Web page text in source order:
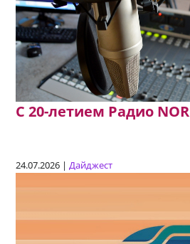
C 20-летием Радио NOR
24.07.2026 |Дайджест